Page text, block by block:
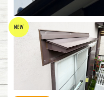
雨漏り工事
雨の日も快適＆安全に！プロの手
でしっかり直す軒樋の雨水対策